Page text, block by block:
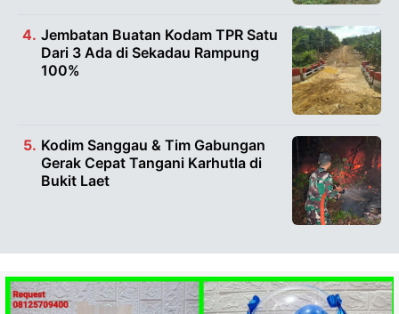
Jembatan Buatan Kodam TPR Satu
Dari 3 Ada di Sekadau Rampung
100%
Kodim Sanggau & Tim Gabungan
Gerak Cepat Tangani Karhutla di
Bukit Laet